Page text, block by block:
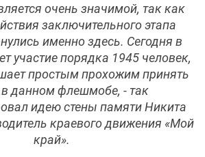
очень значимой, так как
заключительного этапа
именно здесь. Сегодня в
участие порядка 1945 человек,
простым прохожим принять
в данном флешмобе, - так
идею стены памяти Никита
краевого движения «Мой
край».